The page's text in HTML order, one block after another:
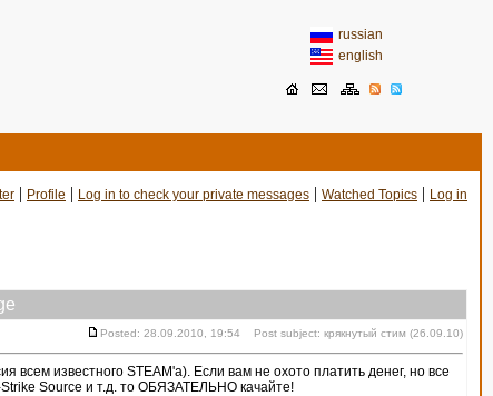
russian
english
| Profile | Log in to check your private messages | Watched Topics | Log in
Posted: 28.09.2010, 19:54 Post subject: крякнутый стим (26.09.10)
всем известного STEAM'a). Если вам не охото платить денег, но все
Strike Source и т.д. то ОБЯЗАТЕЛЬНО качайте!